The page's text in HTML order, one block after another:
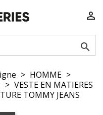


HOMME
VESTE EN MATIERES
TOMMY JEANS